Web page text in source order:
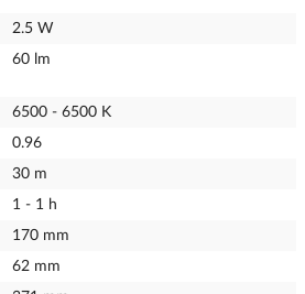
2.5 W
60 lm
6500 - 6500 K
0.96
30 m
1 - 1 h
170 mm
62 mm